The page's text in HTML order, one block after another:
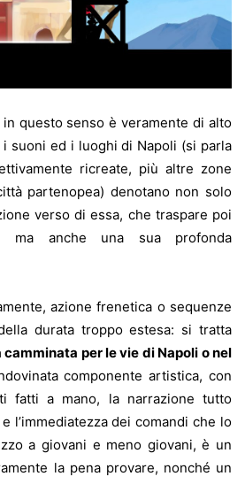
in questo senso è veramente di alto
suoni ed i luoghi di Napoli (si parla
ricreate, più altre zone
partenopea) denotano non solo
verso di essa, che traspare poi
ma anche una sua profonda
azione frenetica o sequenze
durata troppo estesa: si tratta
camminata per le vie di Napoli o nel
componente artistica, con
fatti a mano, la narrazione tutto
l’immediatezza dei comandi che lo
a giovani e meno giovani, è un
la pena provare, nonché un